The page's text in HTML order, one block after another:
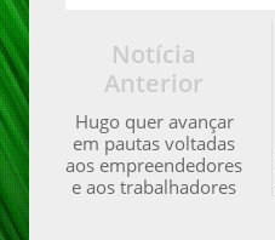
Notícia
Anterior
Hugo quer avançar
em pautas voltadas
aos empreendedores
e aos trabalhadores